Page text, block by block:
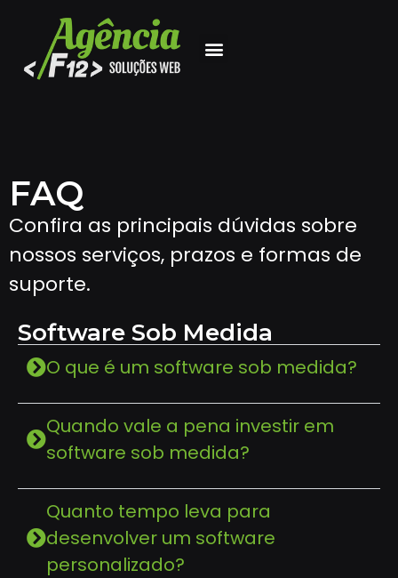
FAQ
Confira as principais dúvidas sobre
nossos serviços, prazos e formas de
suporte.
Software Sob Medida
O que é um software sob medida?
Quando vale a pena investir em
software sob medida?
Quanto tempo leva para
desenvolver um software
personalizado?